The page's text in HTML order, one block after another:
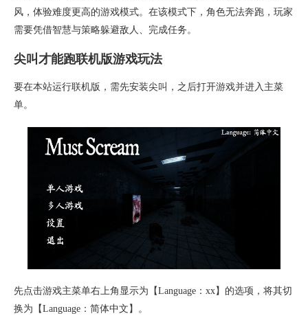
风，体验难度更高的游戏模式。在该模式下，角色无法奔跑，玩家
需要凭借智慧与策略躲避敌人、完成任务。
尖叫才能跑联机版游戏玩法
要在本站运行联机版，需先安装尖叫，之后打开游戏并进入主菜
单。
先点击游戏主菜单右上角显示为【Language：xx】的选项，将其切
换为【Language：简体中文】。